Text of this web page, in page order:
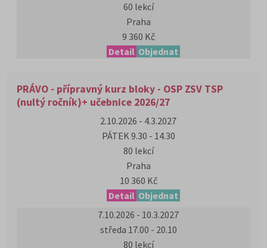
60 lekcí
Praha
9 360 Kč
Detail Objednat
PRÁVO - přípravný kurz bloky - OSP ZSV TSP
(nultý ročník)+ učebnice 2026/27
2.10.2026 - 4.3.2027
PÁTEK 9.30 - 14.30
80 lekcí
Praha
10 360 Kč
Detail Objednat
7.10.2026 - 10.3.2027
středa 17.00 - 20.10
80 lekcí